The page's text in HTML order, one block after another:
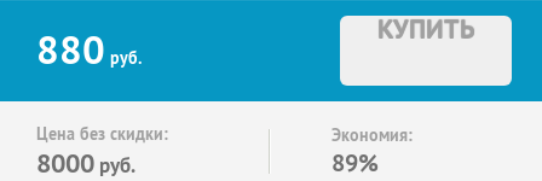
880 руб.
КУПИТЬ
Цена без скидки:
8000 руб.
Экономия:
89%